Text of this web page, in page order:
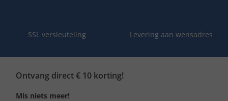
SSL versleuteling Levering aan wensadres
Ontvang direct € 10 korting!
Mis niets meer!